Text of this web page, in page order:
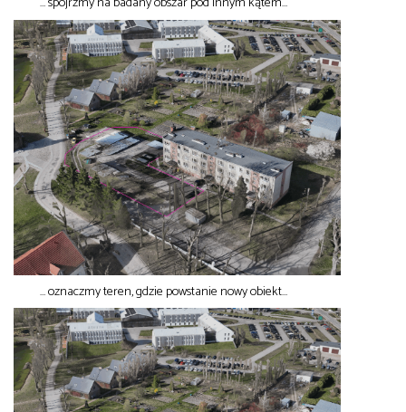
… oznaczmy teren, gdzie powstanie nowy obiekt…